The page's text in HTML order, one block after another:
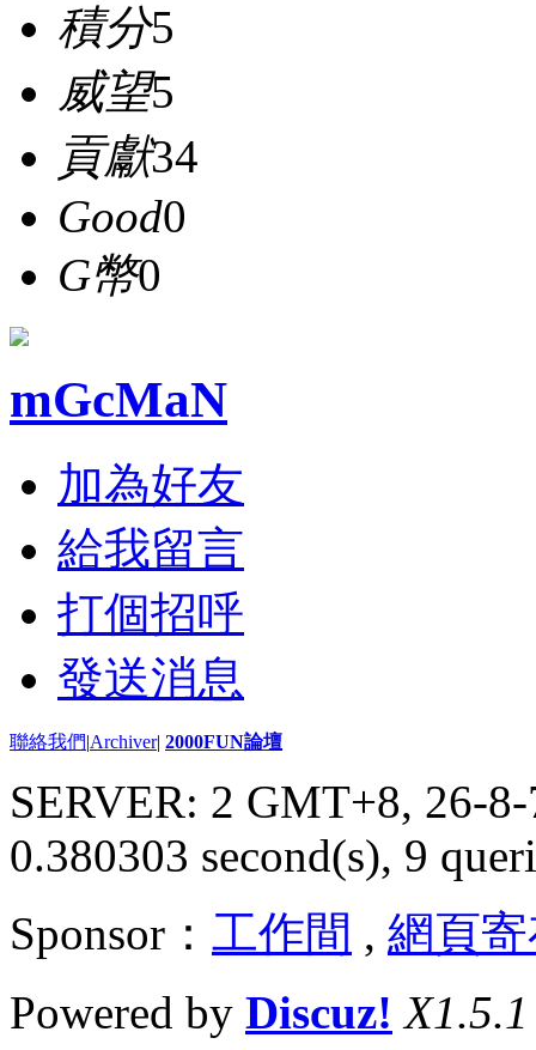
積分5
威望5
貢獻34
Good0
G幣0
mGcMaN
加為好友
給我留言
打個招呼
發送消息
聯絡我們|Archiver| 2000FUN論壇
SERVER: 2 GMT+8, 26-
0.380303 second(s), 9
Sponsor： 工作間 , 網頁
Powered by Discuz! X1.5.1